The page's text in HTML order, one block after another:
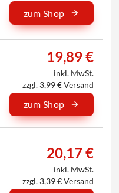
zum Shop
19,89 €
inkl. MwSt.
zzgl. 3,99 € Versand
zum Shop
20,17 €
inkl. MwSt.
zzgl. 3,39 € Versand